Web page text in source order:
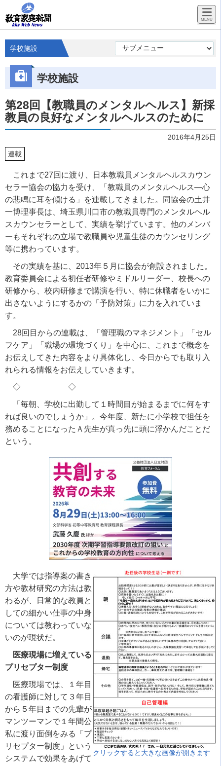
学校施設
学校施設
第28回【教職員のメンタルヘルス】新採
教員の良好なメンタルヘルスのために
2016年4月25日
連載
これまで27回に渡り、日本教職員メンタルヘルスカウン
セラー協会の協力を受け、「教職員のメンタルヘルス―心
の悲鳴に耳を傾ける」を連載してきました。同協会の土井
一博理事長は、埼玉県川口市の教職員専門のメンタルヘル
スカウンセラーとして、実績を挙げています。他のメンバ
ーもそれぞれの立場で教職員や児童生徒のカウンセリング
等に携わっています。
その実績を基に、2013年５月に協会が創設されました。
教育委員会による初任者研修やミドルリーダー、校長への
研修から、校内研修まで講演を行い、特に休職者をいかに
出さないようにするかの「予防対策」に力を入れていま
す。
28回目からの連載は、「管理職のマネジメント」「セル
フケア」「職場の環境づくり」を中心に、これまで概念を
お伝えしてきた内容をより具体化し、今日からでも取り入
れられる情報をお伝えしていきます。
◇ ◇
「毎朝、学校に出勤して１時間目が始まるまでに何をす
れば良いのでしょうか」。今年度、新たに小学校で担任を
務めることになったＡ先生が真っ先に頭に浮かんだことだ
という。
クリックすると大きな画像が開きます
大学では指導案の書き
方や教材研究の方法は教
わるが、日常的な教員と
しての細かい仕事の中身
については教わっていな
いのが現状だ。
医療現場に増えている
プリセプター制度
医療現場では、１年目
の看護師に対して３年目
から５年目までの先輩が
マンツーマンで１年間公
私に渡り面倒をみる「プ
リセプター制度」という
システムで効果をあげて